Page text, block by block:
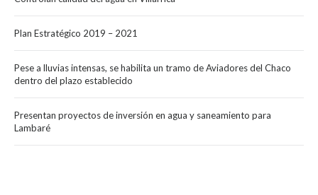
Plan Estratégico 2019 – 2021
Pese a lluvias intensas, se habilita un tramo de Aviadores del Chaco
dentro del plazo establecido
Presentan proyectos de inversión en agua y saneamiento para
Lambaré